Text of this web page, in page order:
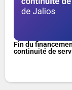
Fin du
continuité de